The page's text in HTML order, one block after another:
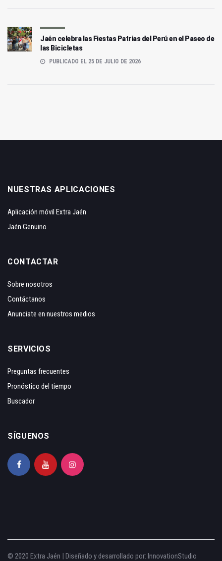
Jaén celebra las Fiestas Patrias del Perú en el Paseo de
las Bicicletas
PUBLICADO EL 25 DE JULIO DE 2026
NUESTRAS APLICACIONES
Aplicación móvil Extra Jaén
Jaén Genuino
CONTACTAR
Sobre nosotros
Contáctanos
Anunciate en nuestros medios
SERVICIOS
Preguntas frecuentes
Pronóstico del tiempo
Buscador
SÍGUENOS
© 2020 Extra Jaén | Diseñado y desarrollado por: InnovationStudio